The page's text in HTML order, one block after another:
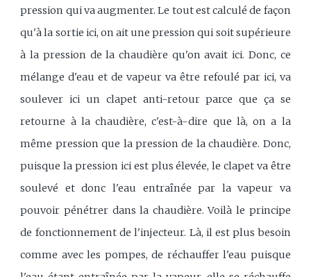
pression qui va augmenter. Le tout est calculé de façon
qu'à la sortie ici, on ait une pression qui soit supérieure
à la pression de la chaudière qu'on avait ici. Donc, ce
mélange d'eau et de vapeur va être refoulé par ici, va
soulever ici un clapet anti-retour parce que ça se
retourne à la chaudière, c'est-à-dire que là, on a la
même pression que la pression de la chaudière. Donc,
puisque la pression ici est plus élevée, le clapet va être
soulevé et donc l'eau entraînée par la vapeur va
pouvoir pénétrer dans la chaudière. Voilà le principe
de fonctionnement de l'injecteur. Là, il est plus besoin
comme avec les pompes, de réchauffer l'eau puisque